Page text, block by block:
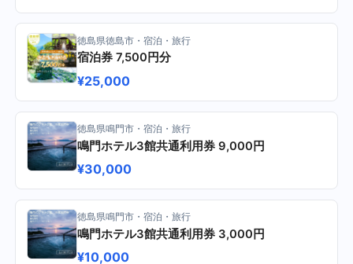
徳島県徳島市・宿泊・旅行
宿泊券 7,500円分
¥25,000
徳島県鳴門市・宿泊・旅行
鳴門ホテル3館共通利用券 9,000円
¥30,000
徳島県鳴門市・宿泊・旅行
鳴門ホテル3館共通利用券 3,000円
¥10,000